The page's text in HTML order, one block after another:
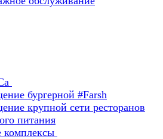
бургерной #Farsh
крупной сети ресторанов
питания